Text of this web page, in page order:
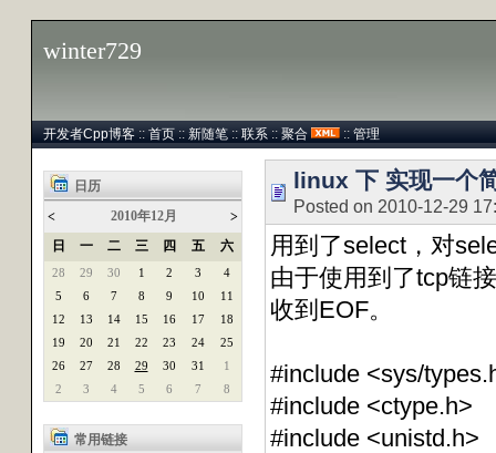
winter729
开发者Cpp博客 :: 首页 :: 新随笔 :: 联系 :: 聚合 :: 管理
日历
<
2010年12月
>
日
一 二 三 四 五 六
28 29 30 1 2 3
4
5
6 7 8 9 10
11
12
13 14 15 16 17
18
19
20 21 22 23 24
25
26
27 28 29 30 31
1
2
3 4 5 6 7 8
常用链接
linux 下 实现一个
Posted on 2010-12-29
用到了select，对
由于使用到了tcp链
收到EOF。
#include <sys/
#include <ctype.h>
#include <unistd.h>